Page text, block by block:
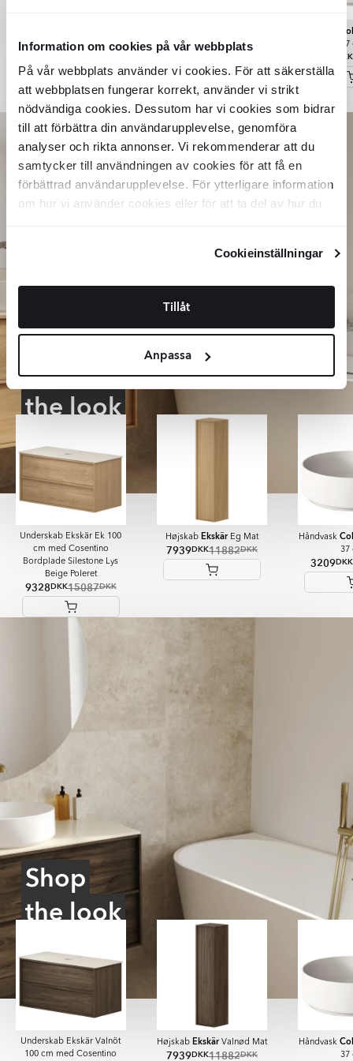
Information om cookies på vår webbplats
På vår webbplats använder vi cookies. För att säkerställa
att webbplatsen fungerar korrekt, använder vi strikt
nödvändiga cookies. Dessutom har vi cookies som bidrar
till att förbättra din användarupplevelse, genomföra
analyser och rikta annonser. Vi rekommenderar att du
samtycker till användningen av cookies för att få en
förbättrad användarupplevelse. För ytterligare information
om hur vi använder cookies eller för att ta del av hur du
Cookieinställningar
Tillåt
Anpassa
cm med Cosentino
Beige Poleret
9328 15087
7939 DKK11882DKK
DKK
Shop
the look
Underskab Ekskär Ek 100
cm med Cosentino
Bordplade Silestone Lys
Beige Poleret
9328DKK15087DKK
Højskab EkskärEg Mat
7939DKK11882DKK
Håndvask
37
3209DKK
Shop
the look
Underskab Ekskär Valnöt
100 cm med Cosentino
Højskab EkskärValnød Mat
7939DKK11882DKK
Håndvask
37